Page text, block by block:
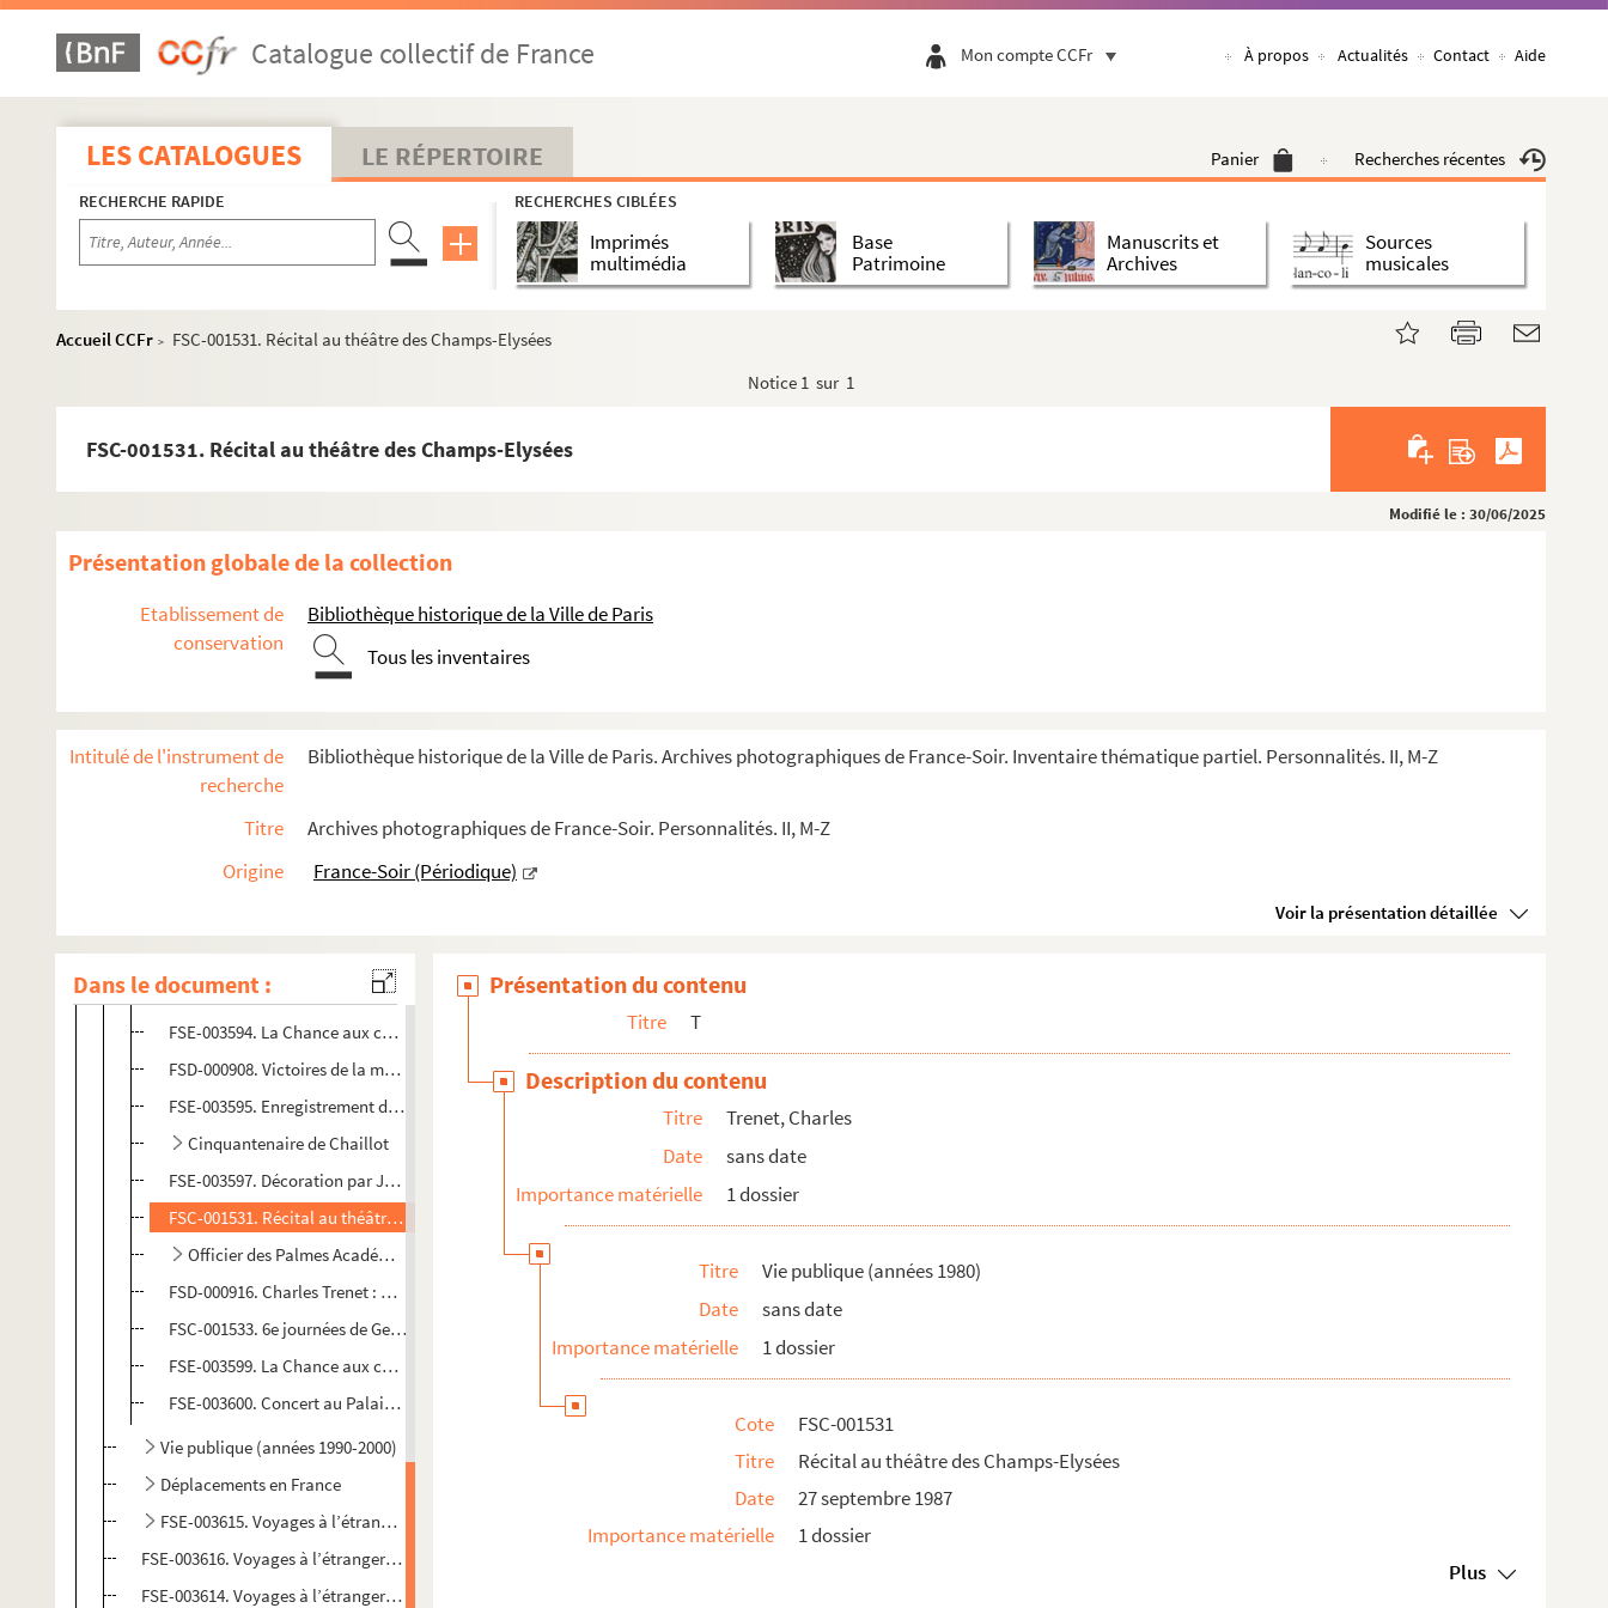
Catalogue collectif de France Mon compte CCFr À propos Actualités Contact Aide
LES CATALOGUES LE RÉPERTOIRE Panier Recherches récentes
RECHERCHE RAPIDE RECHERCHES CIBLÉES
Imprimés
multimédia
Base
Patrimoine
Manuscrits et
Archives
Sources
musicales
Accueil CCFr >
FSC-001531. Récital au théâtre des Champs-Elysées
Notice 1 sur 1
FSC-001531. Récital au théâtre des Champs-Elysées
Modifié le : 30/06/2025
Présentation globale de la collection
Etablissement de
conservation
Bibliothèque historique de la Ville de Paris
Tous les inventaires
Intitulé de l'instrument de
recherche
Bibliothèque historique de la Ville de Paris. Archives photographiques de France-Soir. Inventaire thématique partiel. Personnalités. II, M-Z
Titre
Archives photographiques de France-Soir. Personnalités. II, M-Z
Origine
France-Soir (Périodique)
Voir la présentation détaillée
Dans le document :
R
S
T
FSE-003288. Tardieu, André
Thorez, Maurice
Trenet, Charles
Vie publique (années 1930-1940)
Vie publique (années 1950)
Vie publique (années 1960)
Vie publique (années 1980)
FSE-003587. Stars, émission télévisée
FSE-003589. Visite officielle du président Ronald Reagan
FSE-003590. Décoration de la Légion d'Honneur, commandeur des Arts et Lettres
FSE-003592. Fidèle, émission France Inter
FSE-003593. Laissez passer la chanson : spécial Trenet, émission télévisée
FSE-003594. La Chance aux chansons, émission télévisée
FSD-000908. Victoires de la musique
FSE-003595. Enregistrement de Florilège 86
Cinquantenaire de Chaillot
FSE-003597. Décoration par Jacques Chirac à l'Hôtel de Ville
FSC-001531. Récital au théâtre des Champs-Elysées
Officier des Palmes Académiques
FSD-000916. Charles Trenet : mémoire du 20e siècle, émission de télévision
FSC-001533. 6e journées de Georges Brassens
FSE-003599. La Chance aux chansons, émission télévisée
FSE-003600. Concert au Palais des Congrés
Vie publique (années 1990-2000)
Déplacements en France
FSE-003615. Voyages à l’étranger : Canada
FSE-003616. Voyages à l’étranger : États-Unis d'Amérique (New York)
FSE-003614. Voyages à l’étranger : Italie (Rome)
Présentation du contenu
Titre T
Description du contenu
Titre
Trenet, Charles
Date
sans date
Importance matérielle
1 dossier
Titre
Vie publique (années 1980)
Date
sans date
Importance matérielle
1 dossier
Cote
FSC-001531
Titre
Récital au théâtre des Champs-Elysées
Date
27 septembre 1987
Importance matérielle
1 dossier
Plus